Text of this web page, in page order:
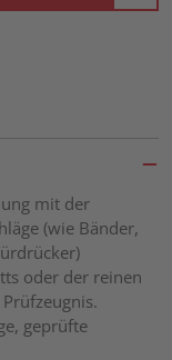
mit der
(wie Bänder,
oder der reinen
geprüfte